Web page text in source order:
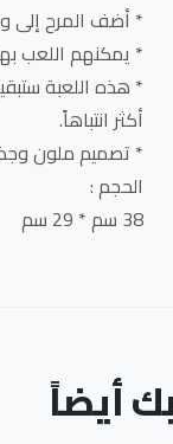
* أضف المرح إلى
* يمكنهم اللعب
* هذه اللعبة
أكثر انتباهاً.
* تصميم ملون
الحجم :
38 سم * 29 سم
أيضاً